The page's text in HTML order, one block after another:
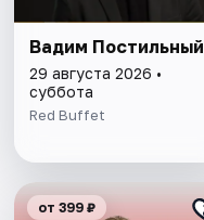
Вадим Постильный
29 августа 2026 •
суббота
Red Buffet
от 399 ₽